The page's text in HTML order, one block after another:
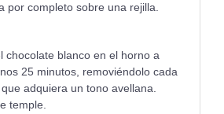
por completo sobre una rejilla.
chocolate blanco en el horno a
25 minutos, removiéndolo cada
adquiera un tono avellana.
temple.